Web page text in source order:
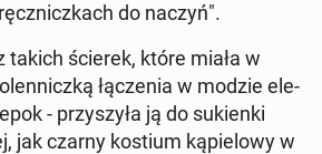
do naczyń".
takich ścierek, które miała w
łą­cze­nia w modzie ele­
- przy­szy­ła ją do su­kien­ki
jak czarny kostium ką­pie­lo­wy w